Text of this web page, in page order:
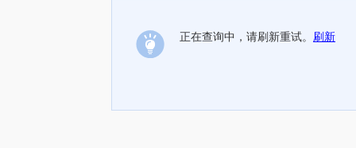
正在查询中，请刷新重试。 刷新